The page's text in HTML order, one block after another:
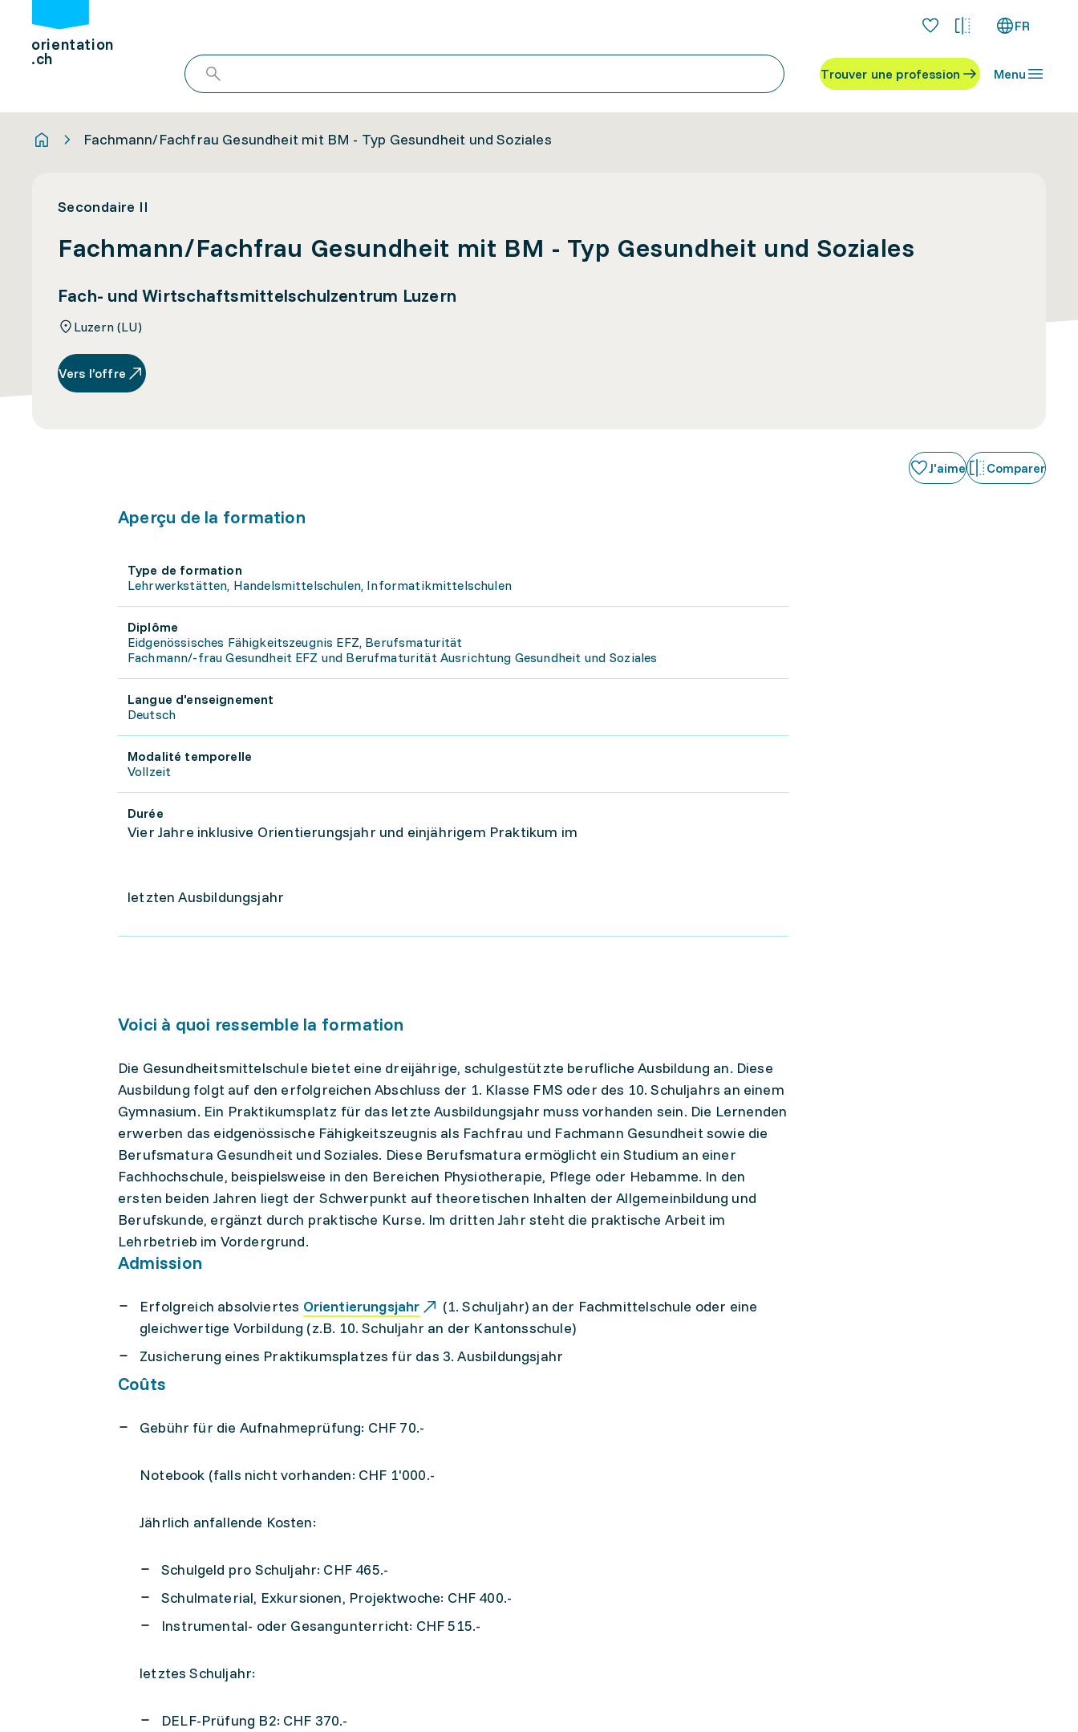
orientation
.ch
FR
Trouver une profession Menu
Fachmann/Fachfrau Gesundheit mit BM - Typ Gesundheit und Soziales
Secondaire II
Fachmann/Fachfrau Gesundheit mit BM - Typ Gesundheit und Soziales
Fach- und Wirtschaftsmittelschulzentrum Luzern
Luzern (LU)
Vers l’offre
J'aime Comparer
Aperçu de la formation
Type de formation
Lehrwerkstätten, Handelsmittelschulen, Informatikmittelschulen
Diplôme
Eidgenössisches Fähigkeitszeugnis EFZ, Berufsmaturität
Fachmann/-frau Gesundheit EFZ und Berufmaturität Ausrichtung Gesundheit und Soziales
Langue d'enseignement
Deutsch
Modalité temporelle
Vollzeit
Durée
Vier Jahre inklusive Orientierungsjahr und einjährigem Praktikum im
letzten Ausbildungsjahr
Voici à quoi ressemble la formation
Die Gesundheitsmittelschule bietet eine dreijährige, schulgestützte berufliche Ausbildung an. Diese
Ausbildung folgt auf den erfolgreichen Abschluss der 1. Klasse FMS oder des 10. Schuljahrs an einem
Gymnasium. Ein Praktikumsplatz für das letzte Ausbildungsjahr muss vorhanden sein. Die Lernenden
erwerben das eidgenössische Fähigkeitszeugnis als Fachfrau und Fachmann Gesundheit sowie die
Berufsmatura Gesundheit und Soziales. Diese Berufsmatura ermöglicht ein Studium an einer
Fachhochschule, beispielsweise in den Bereichen Physiotherapie, Pflege oder Hebamme. In den
ersten beiden Jahren liegt der Schwerpunkt auf theoretischen Inhalten der Allgemeinbildung und
Berufskunde, ergänzt durch praktische Kurse. Im dritten Jahr steht die praktische Arbeit im
Lehrbetrieb im Vordergrund.
Admission
Erfolgreich absolviertes Orientierungsjahr
(1. Schuljahr) an der Fachmittelschule oder eine
gleichwertige Vorbildung (z.B. 10. Schuljahr an der Kantonsschule)
Zusicherung eines Praktikumsplatzes für das 3. Ausbildungsjahr
Coûts
Gebühr für die Aufnahmeprüfung: CHF 70.-
Notebook (falls nicht vorhanden: CHF 1'000.-
Jährlich anfallende Kosten:
Schulgeld pro Schuljahr: CHF 465.-
Schulmaterial, Exkursionen, Projektwoche: CHF 400.-
Instrumental- oder Gesangunterricht: CHF 515.-
letztes Schuljahr:
DELF-Prüfung B2: CHF 370.-